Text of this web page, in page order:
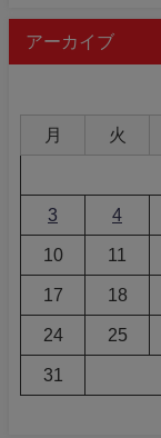
アーカイブ
月 火
3 4
10 11
17 18
24 25
31